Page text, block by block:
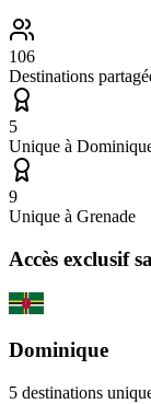
106
Destinations
5
Unique à
9
Unique à Grenade
Accès exclusif
Dominique
5 destinations